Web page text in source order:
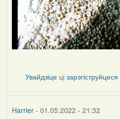
Увайдзіце цізарэгіструйцеся
Harrier- 01.05.2022 - 21:32